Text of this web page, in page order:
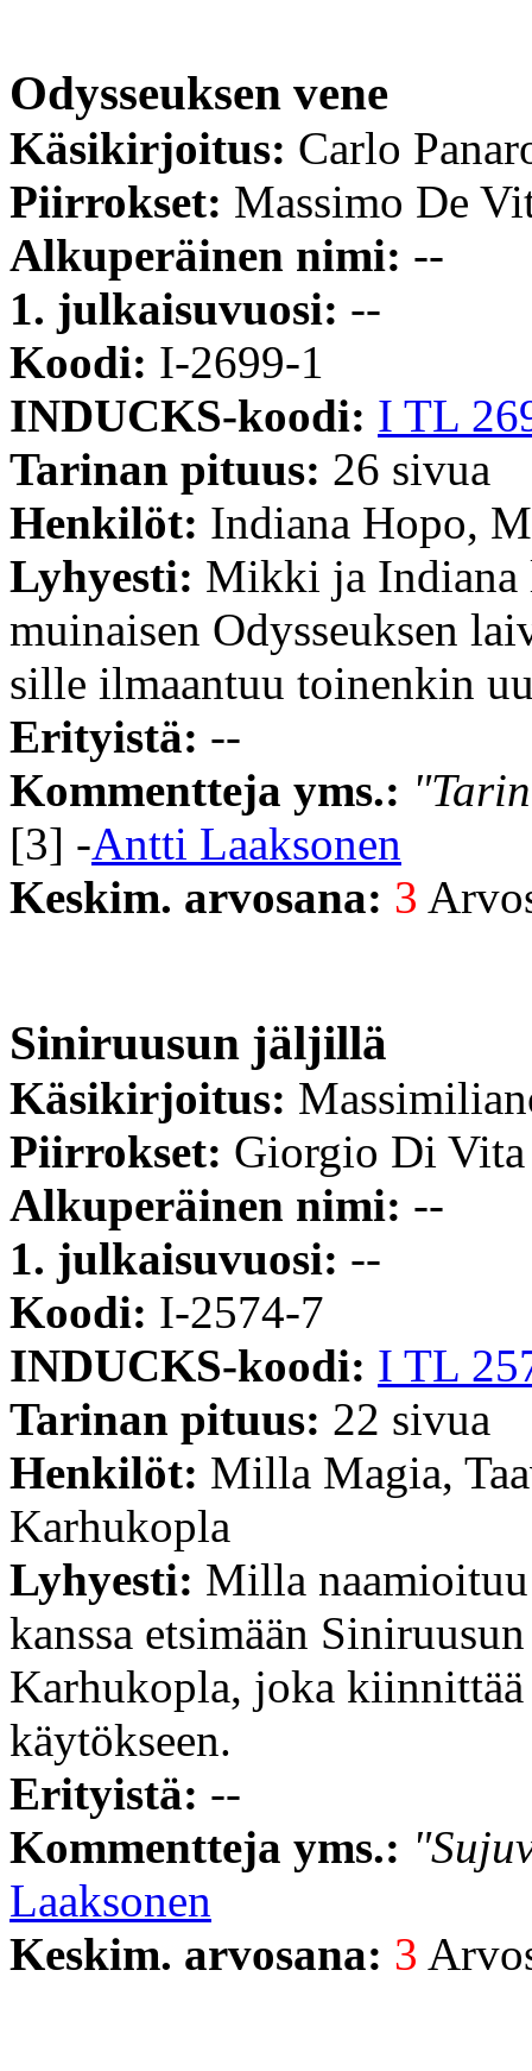
Odysseuksen vene
Käsikirjoitus: Carlo
Piirrokset: Massimo De
Alkuperäinen nimi: --
1. julkaisuvuosi: --
Koodi: I-2699-1
INDUCKS-koodi: I TL
Tarinan pituus: 26 sivua
Henkilöt: Indiana Hopo,
Lyhyesti: Mikki ja Indiana
muinaisen Odysseuksen
sille ilmaantuu toinenkin
Erityistä: --
Kommentteja yms.:
[3] -Antti Laaksonen
Keskim. arvosana: 3
Siniruusun jäljillä
Käsikirjoitus:
Piirrokset: Giorgio Di Vita
Alkuperäinen nimi: --
1. julkaisuvuosi: --
Koodi: I-2574-7
INDUCKS-koodi: I TL
Tarinan pituus: 22 sivua
Henkilöt: Milla Magia,
Karhukopla
Lyhyesti: Milla
kanssa etsimään
Karhukopla, joka
käytökseen.
Erityistä: --
Kommentteja yms.:
Laaksonen
Keskim. arvosana: 3